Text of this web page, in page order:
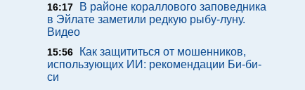
16:17
В районе кораллового заповедника
в Эйлате заметили редкую рыбу-луну.
Видео
15:56
Как защититься от мошенников,
использующих ИИ: рекомендации Би-би-
си